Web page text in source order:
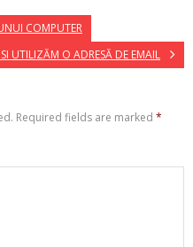
COMPUTER
UTILIZĂM O ADRESĂ DE EMAIL
Required fields are marked *